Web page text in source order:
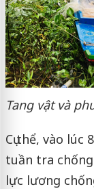
Tang vật và
Cụ thể, vào
tuần tra
lực lương